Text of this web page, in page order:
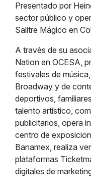
Presentado por
sector público y
Salitre Mágico en
A través de su
Nation en OCESA,
festivales de
Broadway y de
deportivos,
talento artístico,
publicitarios, opera
centro de
Banamex, realiza
plataformas
digitales de